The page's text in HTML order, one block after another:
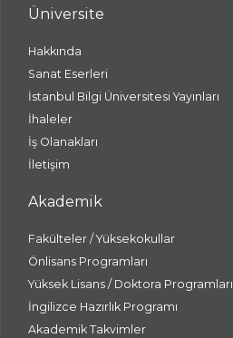
Üniversite
Hakkında
Sanat Eserleri
İstanbul Bilgi Üniversitesi Yayınları
İhaleler
İş Olanakları
İletişim
Akademik
Fakülteler / Yüksekokullar
Önlisans Programları
Yüksek Lisans / Doktora Programları
İngilizce Hazırlık Programı
Akademik Takvimler